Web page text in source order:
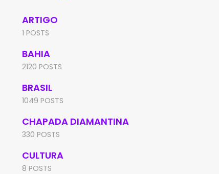
ARTIGO
1 POSTS
BAHIA
2120 POSTS
BRASIL
1049 POSTS
CHAPADA DIAMANTINA
330 POSTS
CULTURA
8 POSTS